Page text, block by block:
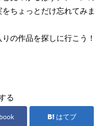
ちょっとだけ忘れてみま
の作品を探しに行こう！
る
はてブ